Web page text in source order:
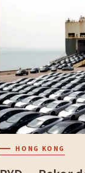
HONG KONG